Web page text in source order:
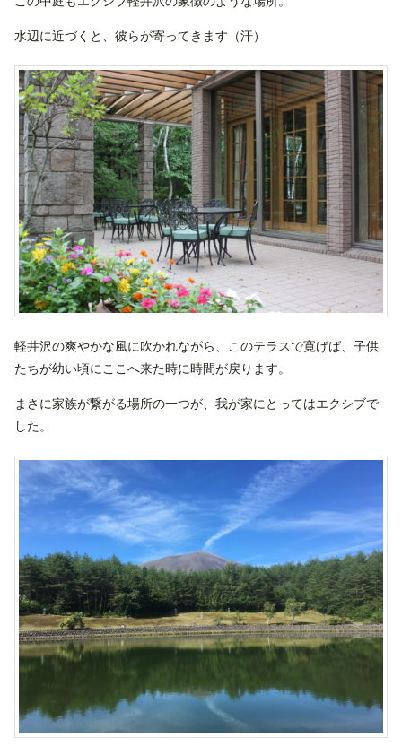
水辺に近づくと、彼らが寄ってきます（汗）
軽井沢の爽やかな風に吹かれながら、このテラスで寛げば、子供
たちが幼い頃にここへ来た時に時間が戻ります。
まさに家族が繋がる場所の一つが、我が家にとってはエクシブで
した。